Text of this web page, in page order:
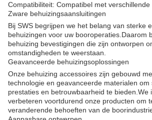
Compatibiliteit: Compatibel met verschillende
Zware behuizingsaansluitingen
Bij SWS begrijpen we het belang van sterke
behuizingen voor uw booroperaties.Daarom
behuizing bevestigingen die zijn ontworpen
omstandigheden te weerstaan.
Geavanceerde behuizingsoplossingen
Onze behuizing accessoires zijn gebouwd
technologie en geavanceerde materialen om
prestaties en betrouwbaarheid te bieden.We
verbeteren voortdurend onze producten om
veranderende behoeften van de